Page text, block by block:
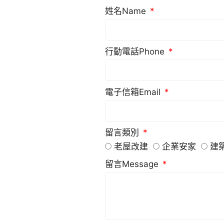
姓名Name
行動電話Phone
電子信箱Email
留言類別
老屋改建
企業安家
建
留言Message